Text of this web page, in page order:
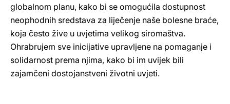
globalnom planu, kako bi se omogućila dostupnost
neophodnih sredstava za liječenje naše bolesne braće,
koja često žive u uvjetima velikog siromaštva.
Ohrabrujem sve inicijative upravljene na pomaganje i
solidarnost prema njima, kako bi im uvijek bili
zajamčeni dostojanstveni životni uvjeti.